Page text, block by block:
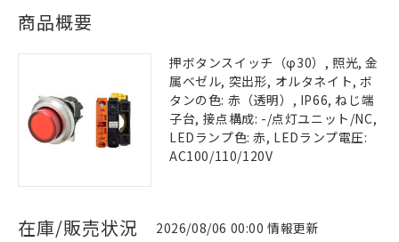
商品概要
押ボタンスイッチ（φ30）, 照光, 金
属ベゼル, 突出形, オルタネイト, ボ
タンの色: 赤（透明）, IP66, ねじ端
子台, 接点構成: -/点灯ユニット/NC,
LEDランプ色: 赤, LEDランプ電圧:
AC100/110/120V
在庫/販売状況
2026/08/06 00:00 情報更新